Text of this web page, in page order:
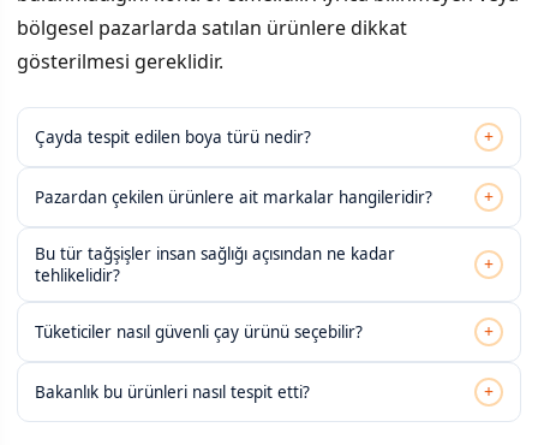
bölgesel pazarlarda satılan ürünlere dikkat
gösterilmesi gereklidir.
Çayda tespit edilen boya türü nedir? +
Pazardan çekilen ürünlere ait markalar hangileridir? +
Bu tür tağşişler insan sağlığı açısından ne kadar
tehlikelidir?
+
Tüketiciler nasıl güvenli çay ürünü seçebilir? +
Bakanlık bu ürünleri nasıl tespit etti? +